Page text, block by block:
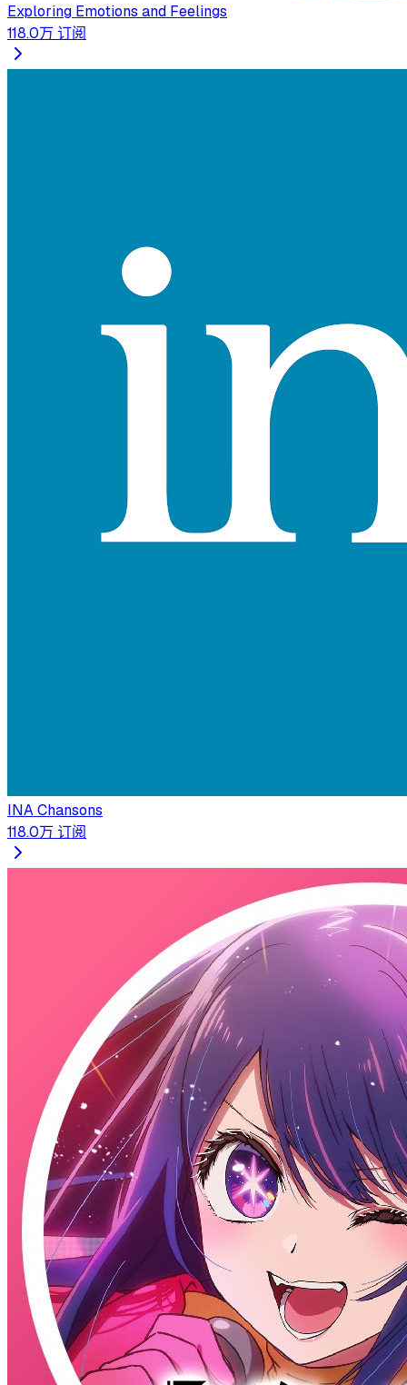
Exploring Emotions and Feelings
118.0万 订阅
INA Chansons
118.0万 订阅